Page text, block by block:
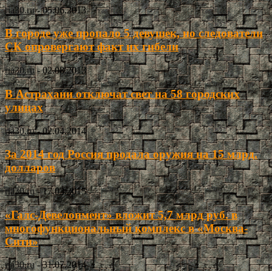
ria30.ru - 05.06.2013
В городе уже пропало 5 девушек, но следователи
СК опровергают факт их гибели
ria30.ru - 02.08.2013
В Астрахани отключат свет на 58 городских
улицах
ria30.ru - 02.04.2014
За 2014 год Россия продала оружия на 15 млрд.
долларов
ria30.ru - 17.03.2015
«Галс-Девелопмент» вложит 5,7 млрд руб. в
многофункциональный комплекс в «Москва-
Сити»
ria30.ru - 31.07.2014